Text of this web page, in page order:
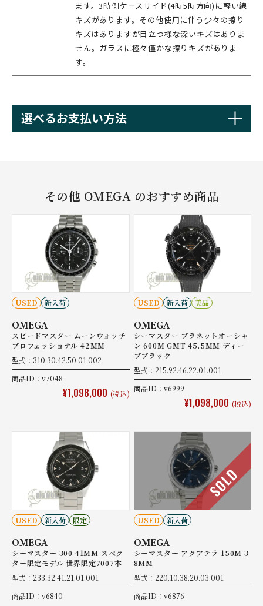
ます。3時側ケースサイド(4時5時方向)に軽い線
キズがあります。その他使用に伴う少々の擦り
キズはありますが目立つ様な深いキズはありま
せん。ガラスに極々僅かな擦りキズがありま
す。
選べるお支払い方法
その他 OMEGA のおすすめ商品
USED 新入荷
OMEGA
スピードマスター ムーンウォッチ
プロフェッショナル 42MM
型式：310.30.42.50.01.002
商品ID：v7048
¥1,098,000 (税込)
USED 新入荷 美品
OMEGA
シーマスター プラネットオーシャ
ン 600M GMT 45.5MM ディー
プブラック
型式：215.92.46.22.01.001
商品ID：v6999
¥1,098,000 (税込)
USED 新入荷 限定
OMEGA
シーマスター 300 41MM スペク
ター限定モデル 世界限定7007本
型式：233.32.41.21.01.001
商品ID：v6840
SOLD
USED 新入荷
OMEGA
シーマスター アクアテラ 150M 3
8MM
型式：220.10.38.20.03.001
商品ID：v6876